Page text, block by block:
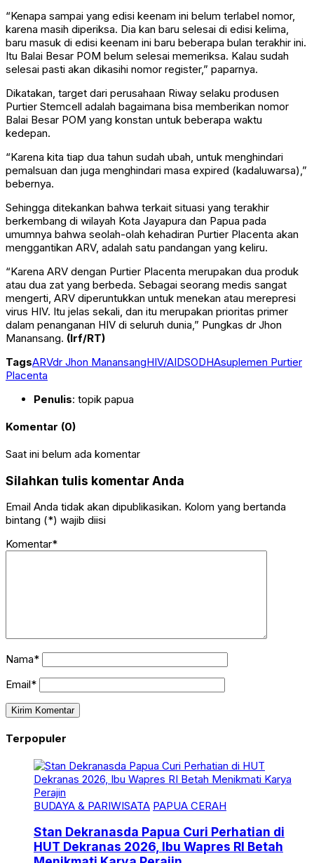
“Kenapa sampai yang edisi keenam ini belum terlabel nomor,
karena masih diperiksa. Dia kan baru selesai di edisi kelima,
baru masuk di edisi keenam ini baru beberapa bulan terakhir ini.
Itu Balai Besar POM belum selesai memeriksa. Kalau sudah
selesai pasti akan dikasihi nomor register,” paparnya.
Dikatakan, target dari perusahaan Riway selaku produsen
Purtier Stemcell adalah bagaimana bisa memberikan nomor
Balai Besar POM yang konstan untuk beberapa waktu
kedepan.
“Karena kita tiap dua tahun sudah ubah, untuk menghindari
pemalsuan dan juga menghindari masa expired (kadaluwarsa),”
bebernya.
Sehingga ditekankan bahwa terkait situasi yang terakhir
berkembang di wilayah Kota Jayapura dan Papua pada
umumnya bahwa seolah-olah kehadiran Purtier Placenta akan
menggantikan ARV, adalah satu pandangan yang keliru.
“Karena ARV dengan Purtier Placenta merupakan dua produk
atau dua zat yang berbeda. Sebagai seorang medis sangat
mengerti, ARV diperuntukkan untuk menekan atau merepresi
virus HIV. Itu jelas sekali, dan itu merupakan prioritas primer
dalam penanganan HIV di seluruh dunia,” Pungkas dr Jhon
Manansang. (Irf/RT)
TagsARVdr Jhon ManansangHIV/AIDSODHAsuplemen Purtier
Placenta
Penulis: topik papua
Komentar (0)
Saat ini belum ada komentar
Silahkan tulis komentar Anda
Email Anda tidak akan dipublikasikan. Kolom yang bertanda
bintang (*) wajib diisi
Komentar*
Nama*
Email*
Terpopuler
BUDAYA & PARIWISATA PAPUA CERAH
Stan Dekranasda Papua Curi Perhatian di
HUT Dekranas 2026, Ibu Wapres RI Betah